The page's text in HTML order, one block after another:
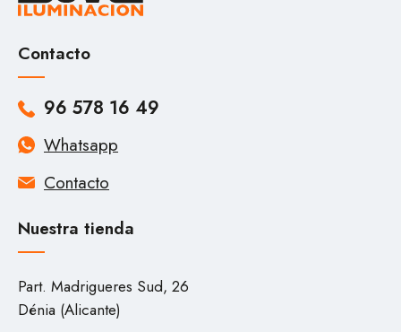
Contacto
96 578 16 49
Whatsapp
Contacto
Nuestra tienda
Part. Madrigueres Sud, 26
Dénia (Alicante)